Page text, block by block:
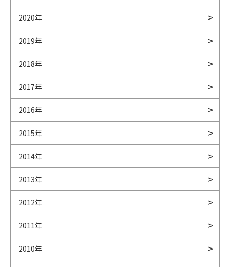
2020年
2019年
2018年
2017年
2016年
2015年
2014年
2013年
2012年
2011年
2010年